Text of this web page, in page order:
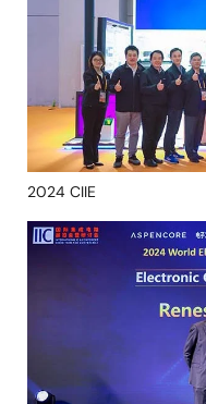
2024 CIIE
图